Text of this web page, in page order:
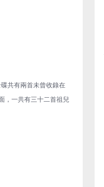
共有兩首未曾收錄在
，一共有三十二首祖兒